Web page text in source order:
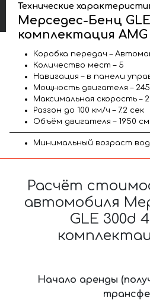
Технические
Мерседес-Бенц
комплектация AMG
Коробка передач –
Количество мест – 5
Навигация – в панели
Мощность двигателя – 245
Максимальная скорость –
Разгон до 100 км/ч – 7.2 сек
Объём двигателя – 1950
Минимальный возраст
Расчёт
автомобиля
GLE 300d
Начало аренды